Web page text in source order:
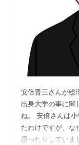
安倍晋三さんが総
出身大学の事に関
ね。 安倍さんは
たわけですが、な
思ったりしていま